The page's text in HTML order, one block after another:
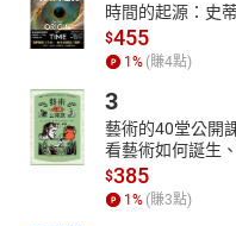
時間的起源：史
$455
1 % (賺4點)
3
藝術的40堂公開
看藝術如何誕生
$385
1 % (賺3點)